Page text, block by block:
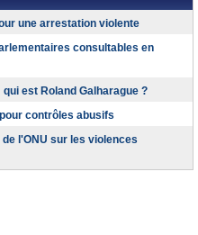
une arrestation violente
consultables en
est Roland Galharague ?
contrôles abusifs
l'ONU sur les violences